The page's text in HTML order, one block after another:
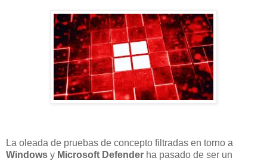
La oleada de pruebas de concepto filtradas en torno a
Windows y Microsoft Defender ha pasado de ser un